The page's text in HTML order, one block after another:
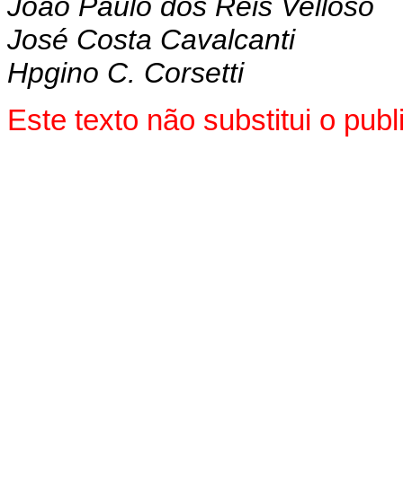
José Costa Cavalcanti
Hpgino C. Corsetti
Este texto não substitui o